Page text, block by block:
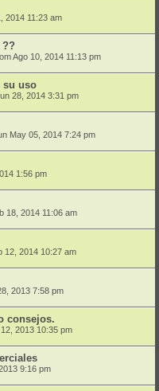
2014 11:23 am
??
Ago 10, 2014 11:13 pm
su uso
28, 2014 3:31 pm
May 05, 2014 7:24 pm
1:56 pm
18, 2014 11:06 am
12, 2014 10:27 am
2013 7:58 pm
consejos.
2013 10:35 pm
9:16 pm